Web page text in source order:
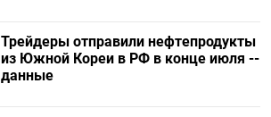
Трейдеры отправили нефтепродукты
из Южной Кореи в РФ в конце июля --
данные